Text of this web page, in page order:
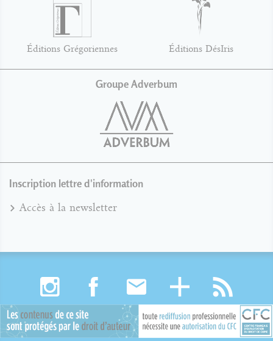
Éditions Grégoriennes Éditions DésIris
Groupe Adverbum
Inscription lettre d'information
Accès à la newsletter